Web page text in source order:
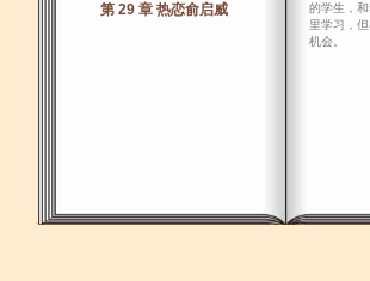
第 29 章 热恋俞启威
的学生，
里学习，
机会。